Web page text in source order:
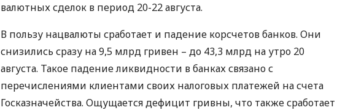
валютных сделок в период 20-22 августа.
В пользу нацвалюты сработает и падение корсчетов банков. Они
снизились сразу на 9,5 млрд гривен – до 43,3 млрд на утро 20
августа. Такое падение ликвидности в банках связано с
перечислениями клиентами своих налоговых платежей на счета
Госказначейства. Ощущается дефицит гривны, что также сработает